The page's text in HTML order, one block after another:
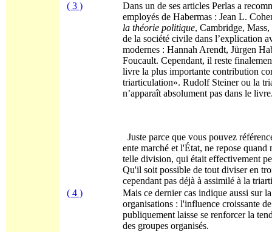
( 3 )
Dans un de ses articles Perlas a
employés de Habermas : Jean L.
la théorie politique, Cambridge,
de la société civile dans l’explication
modernes : Hannah Arendt, Jürgen
Foucault. Cependant, il reste
livre la plus importante contribution
triarticulation». Rudolf Steiner ou la
n’apparaît absolument pas dans le
Juste parce que vous pouvez
ente marché et l'État, ne repose
telle division, qui était effectivement
Qu'il soit possible de tout diviser en
cependant pas déjà à assimilé à la
( 4 )
Mais ce dernier cas indique aussi sur
organisations : l'influence croissante
publiquement laisse se renforcer la
des groupes organisés.